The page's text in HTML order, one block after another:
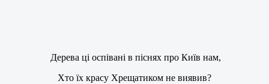
Дерева ці оспівані в піснях про Київ нам,
Хто їх красу Хрещатиком не виявив?